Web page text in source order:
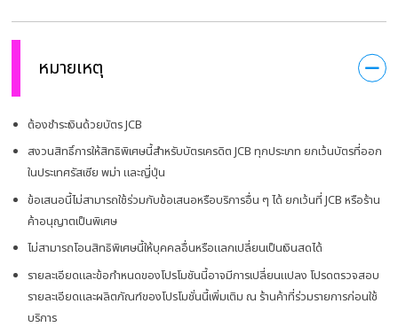
หมายเหตุ
ต้องชำระเงินด้วยบัตร JCB
สงวนสิทธิ์การให้สิทธิพิเศษนี้สำหรับบัตรเครดิต JCB ทุกประเภท ยกเว้นบัตรที่ออก
ในประเทศรัสเซีย พม่า และญี่ปุ่น
ข้อเสนอนี้ไม่สามารถใช้ร่วมกับข้อเสนอหรือบริการอื่น ๆ ได้ ยกเว้นที่ JCB หรือร้าน
ค้าอนุญาตเป็นพิเศษ
ไม่สามารถโอนสิทธิพิเศษนี้ให้บุคคลอื่นหรือแลกเปลี่ยนเป็นเงินสดได้
รายละเอียดและข้อกำหนดของโปรโมชันนี้อาจมีการเปลี่ยนแปลง โปรดตรวจสอบ
รายละเอียดและผลิตภัณฑ์ของโปรโมชั่นนี้เพิ่มเติม ณ ร้านค้าที่ร่วมรายการก่อนใช้
บริการ